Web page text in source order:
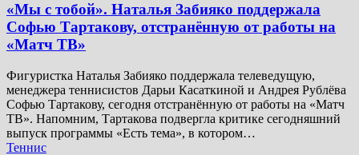
«Мы с тобой». Наталья Забияко поддержала
Софью Тартакову, отстранённую от работы на
«Матч ТВ»
Фигуристка Наталья Забияко поддержала телеведущую,
менеджера теннисистов Дарьи Касаткиной и Андрея Рублёва
Софью Тартакову, сегодня отстранённую от работы на «Матч
ТВ». Напомним, Тартакова подвергла критике сегодняшний
выпуск программы «Есть тема», в котором…
Теннис